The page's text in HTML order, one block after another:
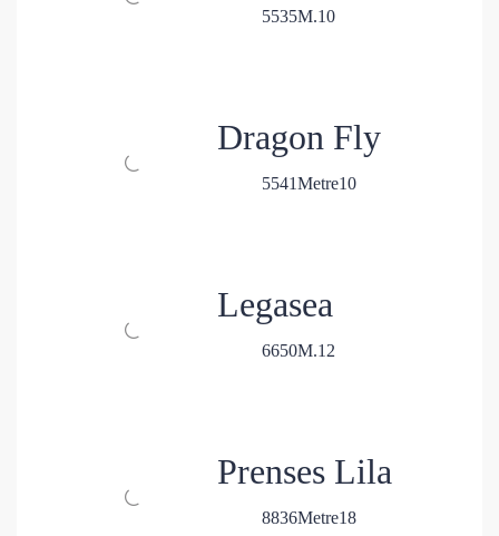
5535M.10
Dragon Fly
5541Metre10
Legasea
6650M.12
Prenses Lila
8836Metre18